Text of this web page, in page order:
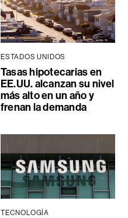
ESTADOS UNIDOS
Tasas hipotecarias en
EE.UU. alcanzan su nivel
más alto en un año y
frenan la demanda
TECNOLOGÍA